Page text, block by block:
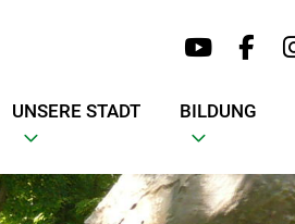
UNSERE STADT BILDUNG